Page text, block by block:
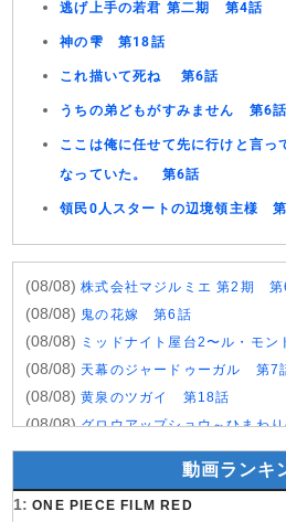
逃げ上手の若君 第二期 第4話
神の雫 第18話
これ描いて死ね 第6話
うちの弟どもがすみません 第6話
ここは俺に任せて先に行けと言
なっていた。 第6話
領民0人スタートの辺境領主様
(08/08)株式会社マジルミエ 第2期 第
(08/08) 鬼の花嫁 第6話
(08/08) ミッドナイト屋台2〜ル・モ
(08/08) 天幕のジャードゥーガル 第7
(08/08)黄泉のツガイ 第18話
(08/08)グロウアップショウ～ひまわ
(08/08)夏色の雲が恋と嵐をまきお
岩元先輩ノ推薦 第6話
(08/08)BLEACH 千年血戦篇-禍進譚-
動画ランキ
1: ONE PIECE FILM RED